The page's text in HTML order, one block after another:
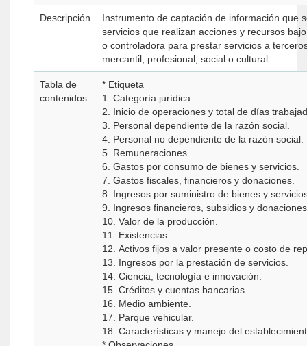
Descripción
Instrumento de captación de información que
servicios que realizan acciones y recursos
o controladora para prestar servicios a
mercantil, profesional, social o cultural.
Tabla de
contenidos
* Etiqueta
1. Categoría jurídica.
2. Inicio de operaciones y total de días
3. Personal dependiente de la razón social.
4. Personal no dependiente de la razón social.
5. Remuneraciones.
6. Gastos por consumo de bienes y servicios.
7. Gastos fiscales, financieros y donaciones.
8. Ingresos por suministro de bienes y
9. Ingresos financieros, subsidios y
10. Valor de la producción.
11. Existencias.
12. Activos fijos a valor presente o costo de
13. Ingresos por la prestación de servicios.
14. Ciencia, tecnología e innovación.
15. Créditos y cuentas bancarias.
16. Medio ambiente.
17. Parque vehicular.
18. Características y manejo del